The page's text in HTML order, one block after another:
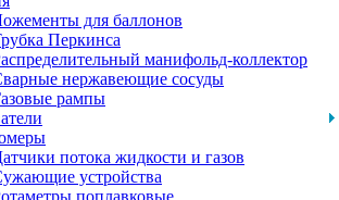
для баллонов
Перкинса
манифольд-коллектор
нержавеющие сосуды
рампы
потока жидкости и газов
устройства
поплавковые